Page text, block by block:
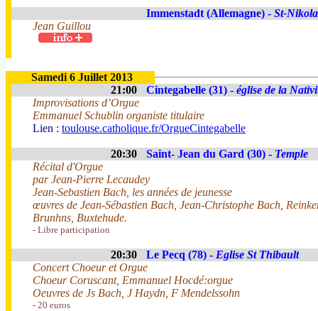
Immenstadt (Allemagne) - St-
Jean Guillou
Samedi 6 Juillet 2013
21:00
Cintegabelle (31) - église de la
Improvisations d’Orgue
Emmanuel Schublin organiste titulaire
Lien : toulouse.catholique.fr/OrgueCintegabelle
20:30 Saint- Jean du Gard (30) - Temple
Récital d'Orgue
par Jean-Pierre Lecaudey
Jean-Sebastien Bach, les années de jeunesse
œuvres de Jean-Sébastien Bach, Jean-Christophe Bach,
Brunhns, Buxtehude.
- Libre participation
20:30 Le Pecq (78) - Eglise St Thibault
Concert Choeur et Orgue
Choeur Coruscant, Emmanuel Hocdé:orgue
Oeuvres de Js Bach, J Haydn, F Mendelssohn
- 20 euros